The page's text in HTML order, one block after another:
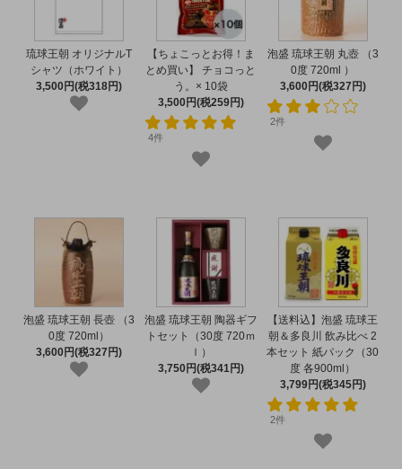
琉球王朝 オリジナルT
シャツ（ホワイト）
3,500円(税318円)
【ちょこっとお得！ま
とめ買い】 チョコっと
う。× 10袋
3,500円(税259円)
4件
泡盛 琉球王朝 丸壺 （3
0度 720ml ）
3,600円(税327円)
2件
泡盛 琉球王朝 長壺 （3
0度 720ml）
3,600円(税327円)
泡盛 琉球王朝 陶器ギフ
トセット（30度 720ｍ
ｌ）
3,750円(税341円)
【送料込】泡盛 琉球王
朝＆多良川 飲み比べ 2
本セット 紙パック（30
度 各900ml）
3,799円(税345円)
2件